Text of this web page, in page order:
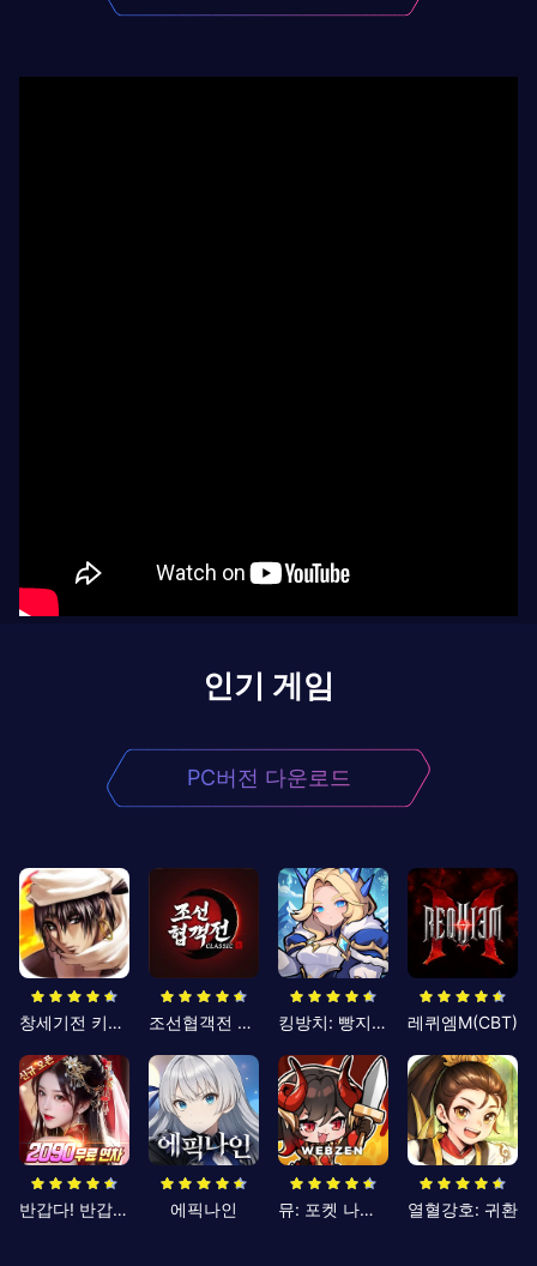
인기 게임
PC버전 다운로드
창세기전 키우기 조선협객전 클래식 킹방치: 빵지의 제왕 레퀴엠M(CBT)
반갑다! 반갑삼국지 에픽나인 뮤: 포켓 나이츠 열혈강호: 귀환